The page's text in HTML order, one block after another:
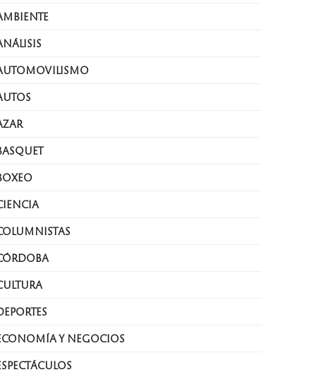
Y NEGOCIOS